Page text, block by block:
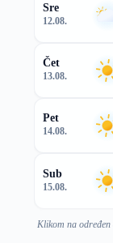
Sre
12.08.
Čet
13.08.
Pet
14.08.
Sub
15.08.
Klikom na